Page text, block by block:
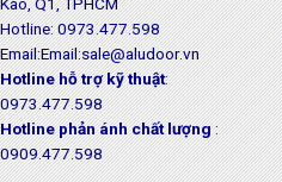
Hotline: 0973.477.598
Email:Email:sale@aludoor.vn
Hotline hỗ trợ kỹ thuật:
0973.477.598
Hotline phản ánh chất lượng:
0909.477.598